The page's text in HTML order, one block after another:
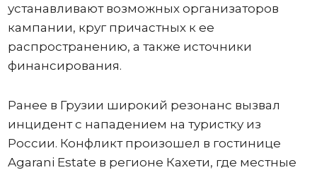
устанавливают возможных организаторов
кампании, круг причастных к ее
распространению, а также источники
финансирования.
Ранее в Грузии широкий резонанс вызвал
инцидент с нападением на туристку из
России. Конфликт произошел в гостинице
Agarani Estate в регионе Кахети, где местные